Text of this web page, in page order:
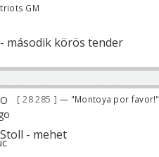
GM
második körös tender
28 285 — "Montoya por favor!"
- mehet